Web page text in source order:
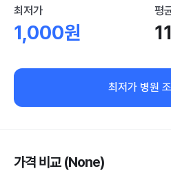
최저가
1,000원
평
최저가 병원
가격 비교 (None)